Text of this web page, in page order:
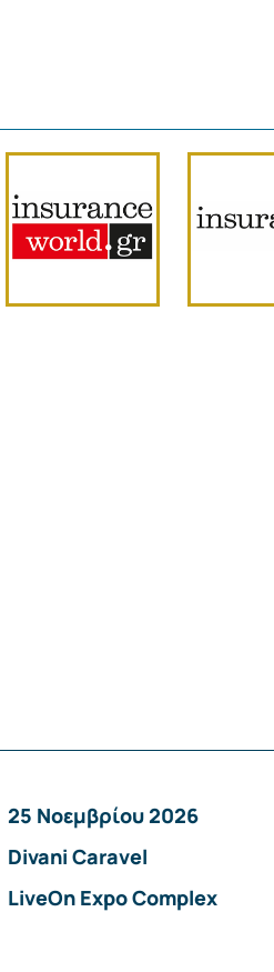
25 Νοεμβρίου 2026
Divani Caravel
LiveOn Expo Complex